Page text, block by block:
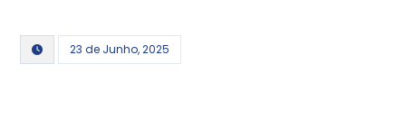
23 de Junho, 2025